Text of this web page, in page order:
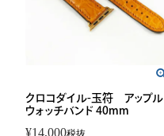
クロコダイル-玉符 アップル
ウォッチバンド 40mm
¥14,000税抜